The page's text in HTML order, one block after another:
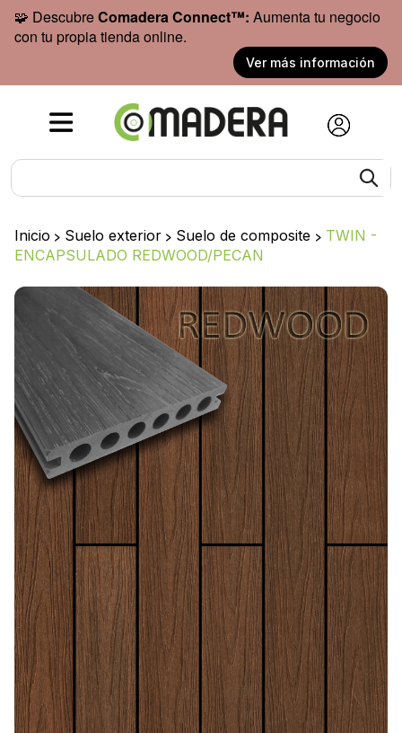
🧩 DescubreComadera Connect™: Aumenta tu negocio
con tu propia tienda online.
Ver más información
Inicio > Suelo exterior > Suelo de composite > TWIN -
ENCAPSULADO REDWOOD/PECAN